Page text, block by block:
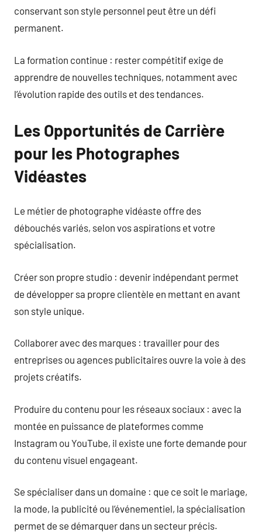
conservant son style personnel peut être un défi
permanent.
La formation continue : rester compétitif exige de
apprendre de nouvelles techniques, notamment avec
l’évolution rapide des outils et des tendances.
Les Opportunités de Carrière
pour les Photographes
Vidéastes
Le métier de photographe vidéaste offre des
débouchés variés, selon vos aspirations et votre
spécialisation.
Créer son propre studio : devenir indépendant permet
de développer sa propre clientèle en mettant en avant
son style unique.
Collaborer avec des marques : travailler pour des
entreprises ou agences publicitaires ouvre la voie à des
projets créatifs.
Produire du contenu pour les réseaux sociaux : avec la
montée en puissance de plateformes comme
Instagram ou YouTube, il existe une forte demande pour
du contenu visuel engageant.
Se spécialiser dans un domaine : que ce soit le mariage,
la mode, la publicité ou l’événementiel, la spécialisation
permet de se démarquer dans un secteur précis.